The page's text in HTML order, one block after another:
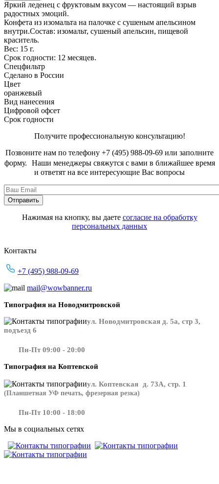
Яркий леденец с фруктовым вкусом — настоящий взрыв
радостных эмоций.
Конфета из изомальта на палочке с сушеным апельсином
внутри.Состав: изомальт, сушеный апельсин, пищевой
краситель.
Вес: 15 г.
Срок годности: 12 месяцев.
Спецфильтр
Сделано в России
Цвет
оранжевый
Вид нанесения
Цифровой офсет
Срок годности
Получите профессиональную консультацию!
Позвоните нам по телефону +7 (495) 988-09-69 или заполните
форму. Наши менеджеры свяжутся с вами в ближайшее время
и ответят на все интересующие Вас вопросы
Нажимая на кнопку, вы даете согласие на обработку
персональных данных
Контакты
+7 (495) 988-09-69
mail@wowbanner.ru
Типография на Новодмитровской
ул. Новодмитровская д. 5а, стр 3,
подъезд 6
Пн-Пт 09:00 - 20:00
Типография на Коптевской
ул. Коптевская д. 73А, стр. 1
(Планшетная УФ печать, фрезерная резка)
Пн-Пт 10:00 - 18:00
Мы в социальных сетях